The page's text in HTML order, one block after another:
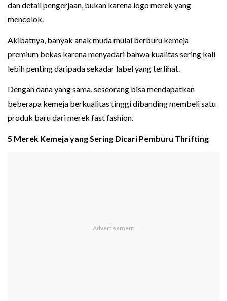
dan detail pengerjaan, bukan karena logo merek yang
mencolok.
Akibatnya, banyak anak muda mulai berburu kemeja
premium bekas karena menyadari bahwa kualitas sering kali
lebih penting daripada sekadar label yang terlihat.
Dengan dana yang sama, seseorang bisa mendapatkan
beberapa kemeja berkualitas tinggi dibanding membeli satu
produk baru dari merek fast fashion.
5 Merek Kemeja yang Sering Dicari Pemburu Thrifting